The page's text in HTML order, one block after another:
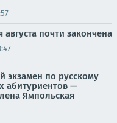
почти закончена
экзамен по русскому
абитуриентов —
Ямпольская